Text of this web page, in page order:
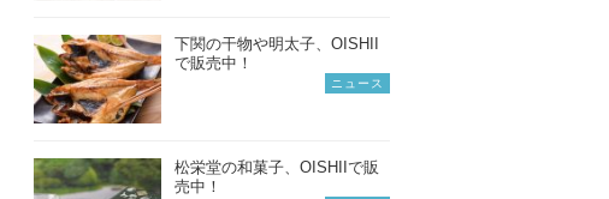
下関の干物や明太子、OISHII
で販売中！
ニュース
松栄堂の和菓子、OISHIIで販
売中！